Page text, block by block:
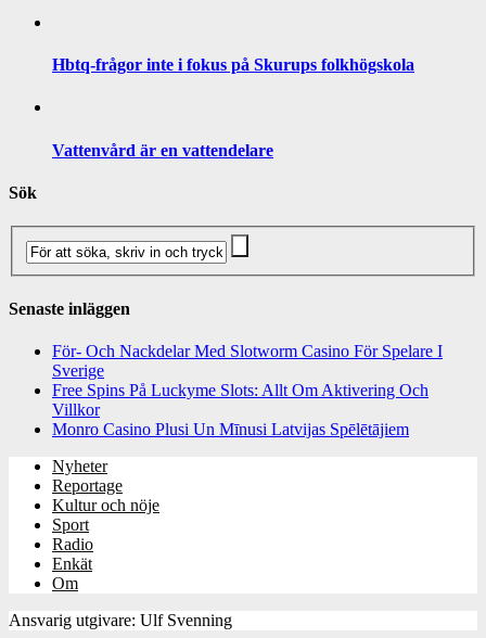
Hbtq-frågor inte i fokus på Skurups folkhögskola
Vattenvård är en vattendelare
Sök
Senaste inläggen
För- Och Nackdelar Med Slotworm Casino För Spelare I
Sverige
Free Spins På Luckyme Slots: Allt Om Aktivering Och
Villkor
Monro Casino Plusi Un Mīnusi Latvijas Spēlētājiem
Nyheter
Reportage
Kultur och nöje
Sport
Radio
Enkät
Om
Ansvarig utgivare: Ulf Svenning